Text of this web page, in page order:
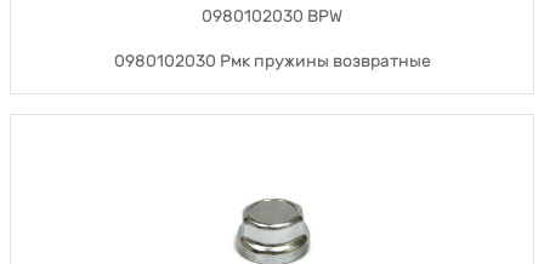
0980102030 BPW
0980102030 Рмк пружины возвратные